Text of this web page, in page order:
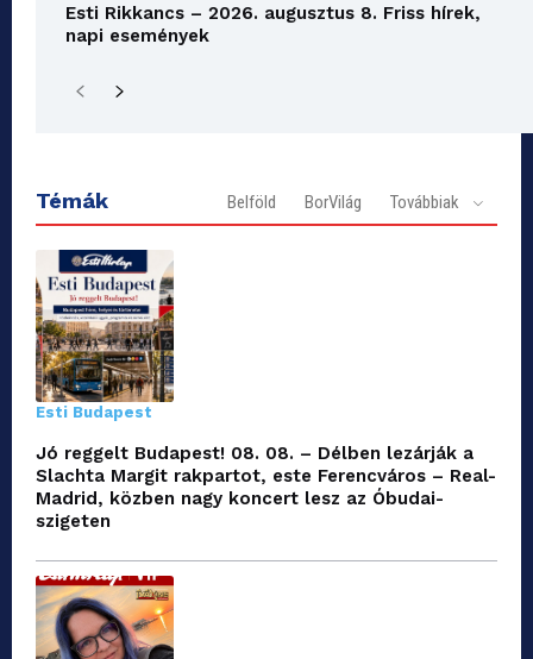
Esti Rikkancs – 2026. augusztus 8. Friss hírek,
napi események
Témák Belföld BorVilág Továbbiak
Esti Budapest
Jó reggelt Budapest! 08. 08. – Délben lezárják a
Slachta Margit rakpartot, este Ferencváros – Real-
Madrid, közben nagy koncert lesz az Óbudai-
szigeten